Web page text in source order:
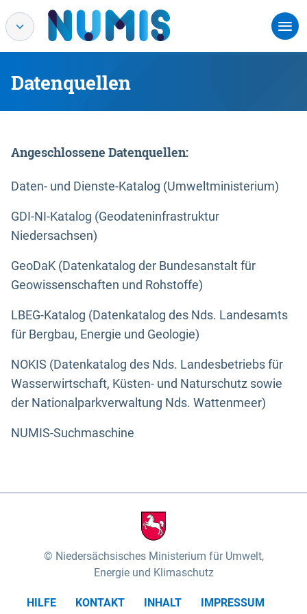
Datenquellen
Angeschlossene Datenquellen:
Daten- und Dienste-Katalog (Umweltministerium)
GDI-NI-Katalog (Geodateninfrastruktur
Niedersachsen)
GeoDaK (Datenkatalog der Bundesanstalt für
Geowissenschaften und Rohstoffe)
LBEG-Katalog (Datenkatalog des Nds. Landesamts
für Bergbau, Energie und Geologie)
NOKIS (Datenkatalog des Nds. Landesbetriebs für
Wasserwirtschaft, Küsten- und Naturschutz sowie
der Nationalparkverwaltung Nds. Wattenmeer)
NUMIS-Suchmaschine
Niedersächsisches Ministerium für Umwelt,
Energie und Klimaschutz
HILFE KONTAKT INHALT
IMPRESSUM